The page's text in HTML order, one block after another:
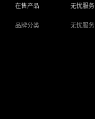
在售产品
品牌分类
无忧服务
无忧服务